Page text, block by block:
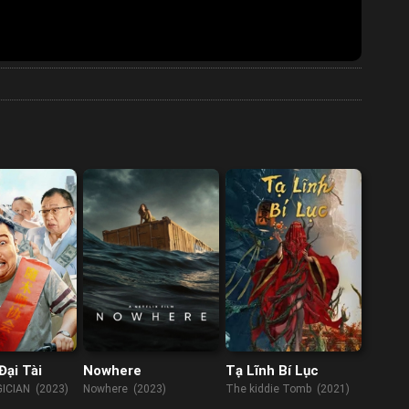
Tài
(2023)
Nowhere
Nowhere (2023)
Tạ Lĩnh Bí Lục
The kiddie Tomb (2021)